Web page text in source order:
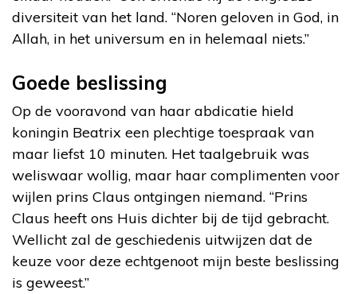
diversiteit van het land. “Noren geloven in God, in
Allah, in het universum en in helemaal niets.”
Goede beslissing
Op de vooravond van haar abdicatie hield
koningin Beatrix een plechtige toespraak van
maar liefst 10 minuten. Het taalgebruik was
weliswaar wollig, maar haar complimenten voor
wijlen prins Claus ontgingen niemand. “Prins
Claus heeft ons Huis dichter bij de tijd gebracht.
Wellicht zal de geschiedenis uitwijzen dat de
keuze voor deze echtgenoot mijn beste beslissing
is geweest.”